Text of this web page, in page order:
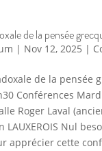
de la pensée
| Nov 12, 2025 |
de la pensée
Conférences
Roger Laval
LAUXEROIS Nul
apprécier cette